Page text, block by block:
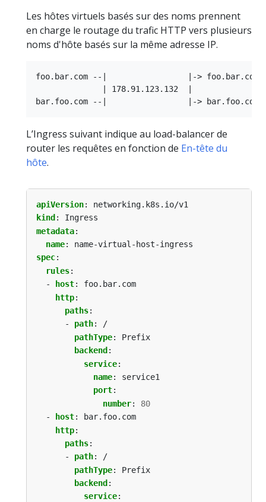
Les hôtes virtuels basés sur des noms prennent
en charge le routage du trafic HTTP vers plusieurs
noms d'hôte basés sur la même adresse IP.
foo.bar.com --|                 |-> foo.bar.com
              | 178.91.123.132  |
L’Ingress suivant indique au load-balancer de
router les requêtes en fonction de En-tête du
hôte.
apiVersion:
networking.k8s.io/v1
kind :
Ingress
metadata:
name:
name-virtual-host-ingress
spec:
rules:
-
host:
foo.bar.com
http:
paths:
- path:
/
pathType:
Prefix
backend :
service:
name:
service1
port:
number:
80
-
host:
bar.foo.com
http:
paths:
- path:
/
pathType:
Prefix
backend :
service: